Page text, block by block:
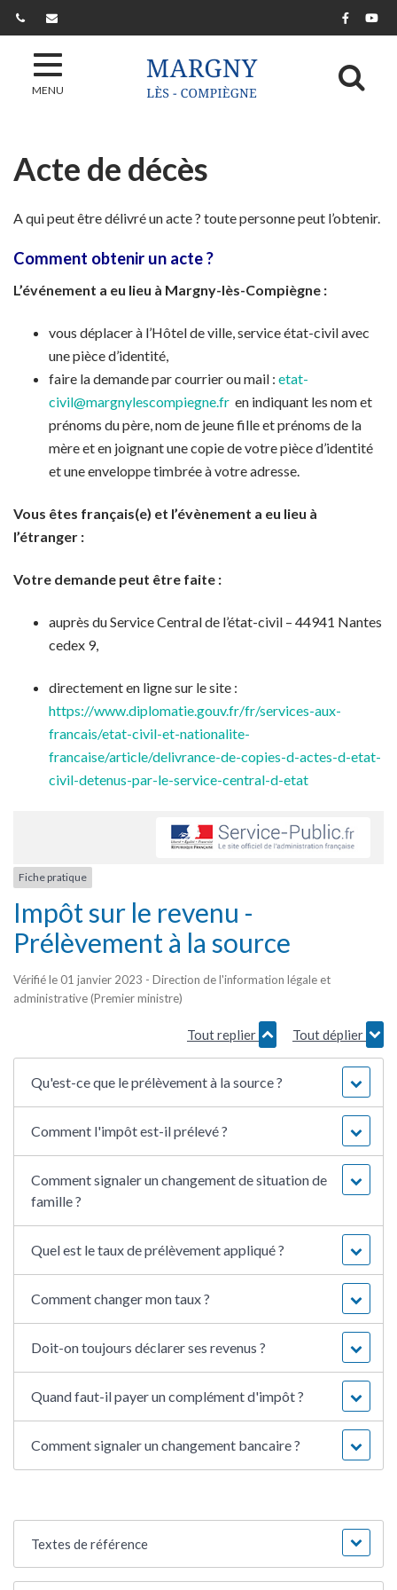
Lien
MENU
Acte de décès
A qui peut être délivré un acte ? toute personne peut l’obtenir.
Comment obtenir un acte ?
L’événement a eu lieu à Margny-lès-Compiègne :
vous déplacer à l’Hôtel de ville, service état-civil avec
une pièce d’identité,
faire la demande par courrier ou mail : etat-
civil@margnylescompiegne.fr en indiquant les nom et
prénoms du père, nom de jeune fille et prénoms de la
mère et en joignant une copie de votre pièce d’identité
et une enveloppe timbrée à votre adresse.
Vous êtes français(e) et l’évènement a eu lieu à
l’étranger :
Votre demande peut être faite :
auprès du Service Central de l’état-civil – 44941 Nantes
cedex 9,
directement en ligne sur le site :
https://www.diplomatie.gouv.fr/fr/services-aux-
francais/etat-civil-et-nationalite-
francaise/article/delivrance-de-copies-d-actes-d-etat-
civil-detenus-par-le-service-central-d-etat
Fiche pratique
Impôt sur le revenu -
Prélèvement à la source
Vérifié le 01 janvier 2023 - Direction de l'information légale et
administrative (Premier ministre)
Tout replier Tout déplier
Qu'est-ce que le prélèvement à la source ?
Comment l'impôt est-il prélevé ?
Comment signaler un changement de situation de
famille ?
Quel est le taux de prélèvement appliqué ?
Comment changer mon taux ?
Doit-on toujours déclarer ses revenus ?
Quand faut-il payer un complément d'impôt ?
Comment signaler un changement bancaire ?
Textes de référence